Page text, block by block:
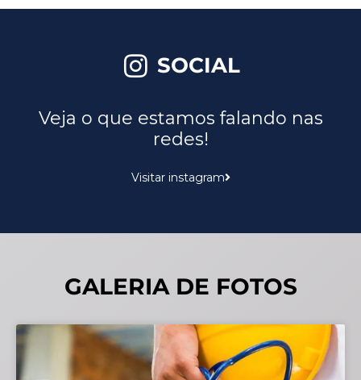
SOCIAL
Veja o que estamos falando nas
redes!
Visitar instagram
GALERIA DE FOTOS